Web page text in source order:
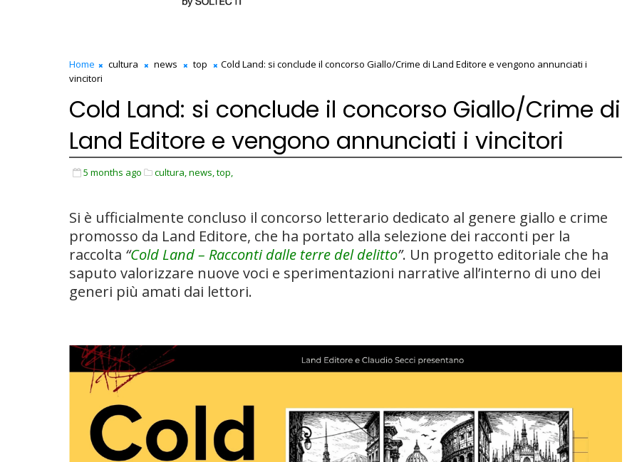
Home cultura news top
Cold Land: si conclude il concorso Giallo/Crime di Land Editore e vengono annunciati i
vincitori
Cold Land: si conclude il concorso Giallo/Crime di
Land Editore e vengono annunciati i vincitori
5 months ago cultura,news,top,
Si è ufficialmente concluso il concorso letterario dedicato al genere giallo e crime
promosso da Land Editore, che ha portato alla selezione dei racconti per la
raccolta “Cold Land – Racconti dalle terre del delitto”. Un progetto editoriale che ha
saputo valorizzare nuove voci e sperimentazioni narrative all’interno di uno dei
generi più amati dai lettori.